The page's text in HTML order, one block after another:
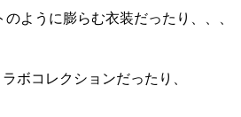
ように膨らむ衣装だったり、、、
ボコレクションだったり、